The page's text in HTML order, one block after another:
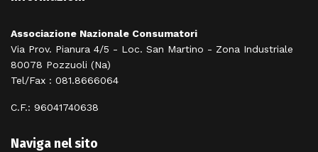
Associazione Nazionale Consumatori
Via Prov. Pianura 4/5 - Loc. San Martino - Zona Industriale
80078 Pozzuoli (Na)
Tel/Fax : 081.8666064
C.F.: 96041740638
Naviga nel sito